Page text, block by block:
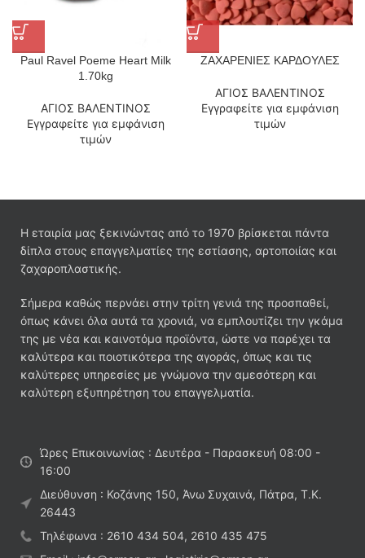
Paul Ravel Poeme Heart Milk
1.70kg
ΑΓΙΟΣ ΒΑΛΕΝΤΙΝΟΣ
Εγγραφείτε για εμφάνιση
τιμών
ΖΑΧΑΡΕΝΙΕΣ ΚΑΡΔΟΥΛΕΣ
ΑΓΙΟΣ ΒΑΛΕΝΤΙΝΟΣ
Εγγραφείτε για εμφάνιση
τιμών
Η εταιρία μας ξεκινώντας από το 1970 βρίσκεται πάντα
δίπλα στους επαγγελματίες της εστίασης, αρτοποιίας και
ζαχαροπλαστικής.
Σήμερα καθώς περνάει στην τρίτη γενιά της προσπαθεί,
όπως κάνει όλα αυτά τα χρονιά, να εμπλουτίζει την γκάμα
της με νέα και καινοτόμα προϊόντα, ώστε να παρέχει τα
καλύτερα και ποιοτικότερα της αγοράς, όπως και τις
καλύτερες υπηρεσίες με γνώμονα την αμεσότερη και
καλύτερη εξυπηρέτηση του επαγγελματία.
Ώρες Επικοινωνίας : Δευτέρα - Παρασκευή 08:00 -
16:00
Διεύθυνση : Κοζάνης 150, Άνω Συχαινά, Πάτρα, Τ.Κ.
26443
Τηλέφωνα : 2610 434 504, 2610 435 475